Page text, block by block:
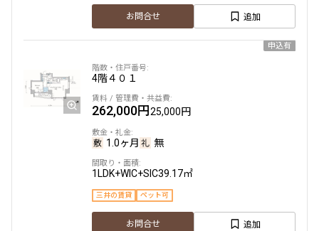
お問合せ 追加
申込有
4階４０１
262,000円25,000円
1.0ヶ月 無
1LDK+WIC+SIC39.17㎡
三井の賃貸 ペット可
お問合せ 追加